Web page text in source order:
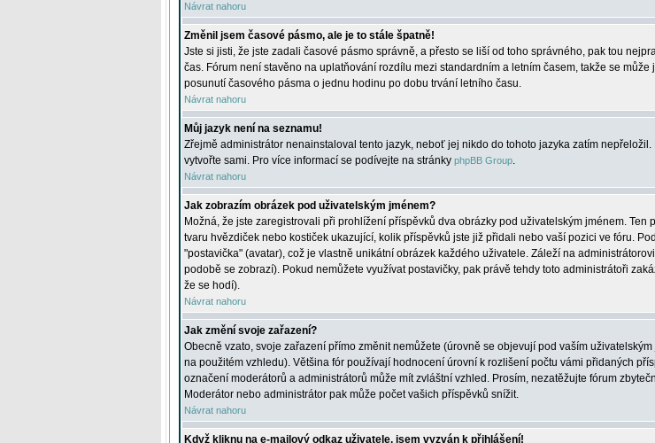
Návrat nahoru
Změnil jsem časové pásmo, ale je to stále špatně!
Jste si jisti, že jste zadali časové pásmo správně, a přesto se liší od toho správného, pak tou
čas. Fórum není stavěno na uplatňování rozdílu mezi standardním a letním časem, takže se
posunutí časového pásma o jednu hodinu po dobu trvání letního času.
Návrat nahoru
Můj jazyk není na seznamu!
Zřejmě administrátor nenainstaloval tento jazyk, neboť jej nikdo do tohoto jazyka zatím
vytvořte sami. Pro více informací se podívejte na stránky phpBB Group.
Návrat nahoru
Jak zobrazím obrázek pod uživatelským jménem?
Možná, že jste zaregistrovali při prohlížení příspěvků dva obrázky pod uživatelským jménem. Ten
tvaru hvězdiček nebo kostiček ukazující, kolik příspěvků jste již přidali nebo vaší pozici ve fóru.
"postavička" (avatar), což je vlastně unikátní obrázek každého uživatele. Záleží na
podobě se zobrazí). Pokud nemůžete využívat postavičky, pak právě tehdy toto administrátoři
že se hodí).
Návrat nahoru
Jak změní svoje zařazení?
Obecně vzato, svoje zařazení přímo změnit nemůžete (úrovně se objevují pod vaším
na použitém vzhledu). Většina fór používají hodnocení úrovní k rozlišení počtu vámi přidaných
označení moderátorů a administrátorů může mít zvláštní vzhled. Prosím, nezatěžujte fórum
Moderátor nebo administrátor pak může počet vašich příspěvků snížit.
Návrat nahoru
Když kliknu na e-mailový odkaz uživatele, jsem vyzván k přihlášení!